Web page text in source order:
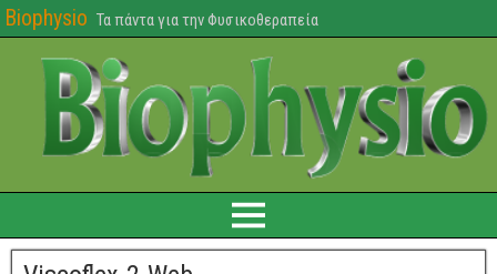
Biophysio Τα πάντα για την Φυσικοθεραπεία